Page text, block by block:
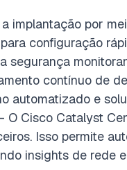
implantação por
configuração
segurança
contínuo de
automatizado e
O Cisco Catalyst
Isso permite
insights de rede